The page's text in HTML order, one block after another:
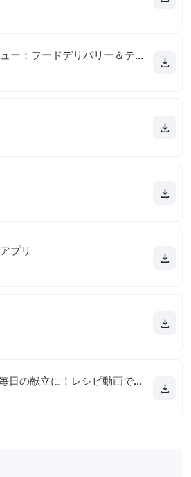
menu メニュー：フードデリバリー＆テイクアウト
プリ
クラシル - 毎日の献立に！レシピ動画で料理がおいしく作れる